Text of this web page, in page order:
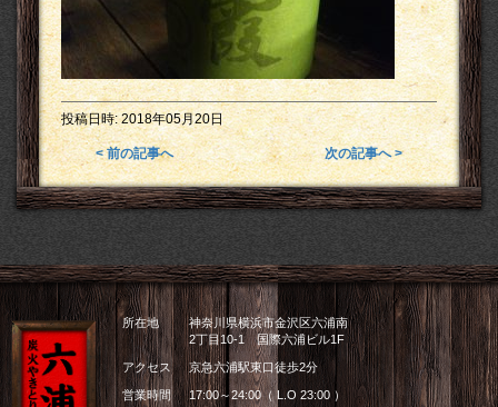
投稿日時:2018年05月20日
< 前の記事へ 次の記事へ >
所在地
神奈川県横浜市金沢区六浦南
2丁目10-1 国際六浦ビル1F
アクセス 京急六浦駅東口徒歩2分
営業時間 17:00～24:00（ L.O 23:00 ）